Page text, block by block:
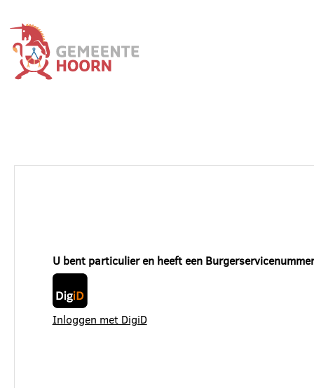
U bent particulier en heeft een
Inloggen met DigiD